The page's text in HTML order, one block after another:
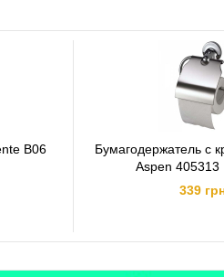
B06
Бумагодержатель с
Aspen 405313
339